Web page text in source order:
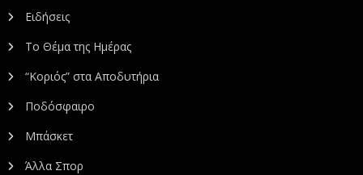
Ειδήσεις
Το Θέμα της Ημέρας
“Κοριός” στα Αποδυτήρια
Ποδόσφαιρο
Μπάσκετ
Άλλα Σπορ